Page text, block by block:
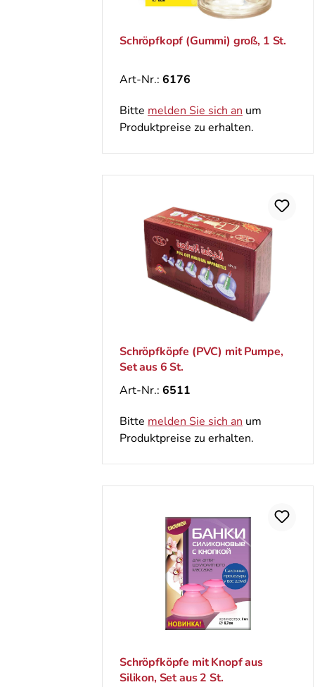
Schröpfkopf (Gummi) groß, 1 St.
Art-Nr.: 6176
Bitte melden Sie sich an um
Produktpreise zu erhalten.
Schröpfköpfe (PVC) mit Pumpe,
Set aus 6 St.
Art-Nr.: 6511
Bitte melden Sie sich an um
Produktpreise zu erhalten.
Schröpfköpfe mit Knopf aus
Silikon, Set aus 2 St.